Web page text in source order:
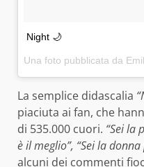
Night 🌙
La semplice didascalia
piaciuta ai fan, che
di 535.000 cuori. “Sei la
è il meglio”, “Sei la
alcuni dei commenti